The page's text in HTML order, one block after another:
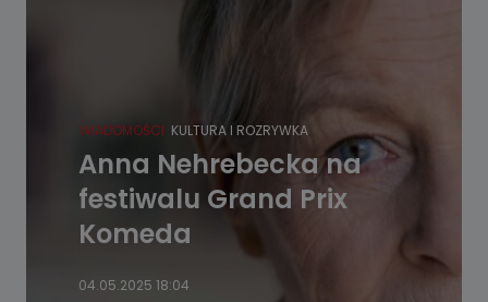
WIADOMOŚCI KULTURA I ROZRYWKA
Anna Nehrebecka na
festiwalu Grand Prix
Komeda
04.05.2025 18:04